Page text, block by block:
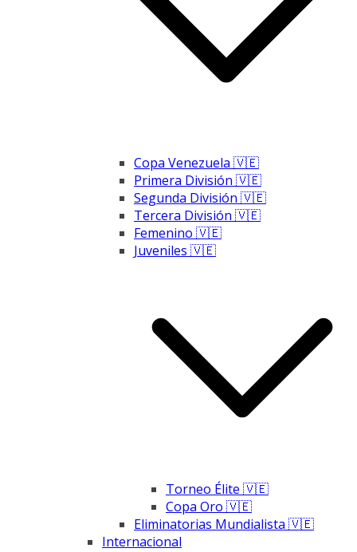
Copa Venezuela 🇻🇪
Primera División 🇻🇪
Segunda División 🇻🇪
Tercera División 🇻🇪
Femenino 🇻🇪
Juveniles 🇻🇪
Torneo Élite 🇻🇪
Copa Oro 🇻🇪
Eliminatorias Mundialista 🇻🇪
Internacional